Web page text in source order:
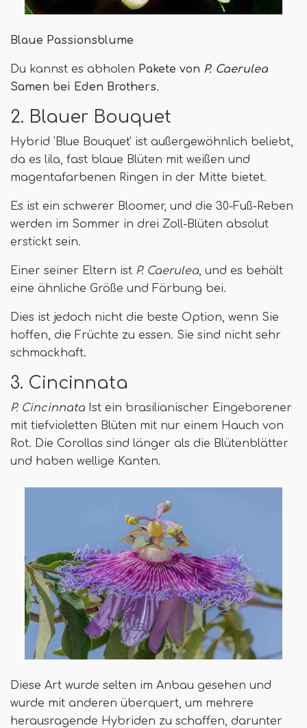
Blaue Passionsblume
Du kannst es abholen Pakete von P. Caerulea
Samen bei Eden Brothers.
2. Blauer Bouquet
Hybrid 'Blue Bouquet' ist außergewöhnlich beliebt,
da es lila, fast blaue Blüten mit weißen und
magentafarbenen Ringen in der Mitte bietet.
Es ist ein schwerer Bloomer, und die 30-Fuß-Reben
werden im Sommer in drei Zoll-Blüten absolut
erstickt sein.
Einer seiner Eltern ist P. Caerulea, und es behält
eine ähnliche Größe und Färbung bei.
Dies ist jedoch nicht die beste Option, wenn Sie
hoffen, die Früchte zu essen. Sie sind nicht sehr
schmackhaft.
3. Cincinnata
P. Cincinnata Ist ein brasilianischer Eingeborener
mit tiefvioletten Blüten mit nur einem Hauch von
Rot. Die Corollas sind länger als die Blütenblätter
und haben wellige Kanten.
Diese Art wurde selten im Anbau gesehen und
wurde mit anderen überquert, um mehrere
herausragende Hybriden zu schaffen, darunter